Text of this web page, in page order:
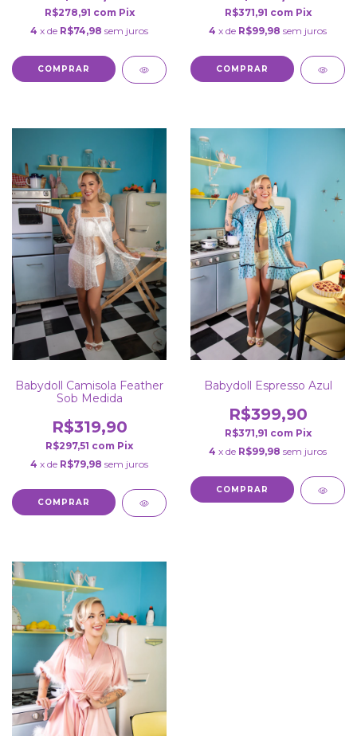
R$278,91 com Pix
4 x de R$74,98 sem juros
COMPRAR
R$371,91 com Pix
4 x de R$99,98 sem juros
COMPRAR
Babydoll Camisola Feather
Sob Medida
R$319,90
R$297,51 com Pix
4 x de R$79,98 sem juros
COMPRAR
Babydoll Espresso Azul
R$399,90
R$371,91 com Pix
4 x de R$99,98 sem juros
COMPRAR